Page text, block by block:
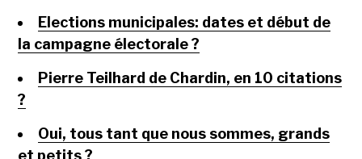
Elections municipales: dates et début de
la campagne électorale ?
Pierre Teilhard de Chardin, en 10 citations
?
Oui, tous tant que nous sommes, grands
et petits ?